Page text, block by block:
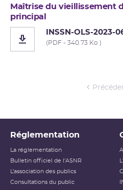
Maîtrise du vieillissement
principal
INSSN-OLS-2023-
(PDF - 340.73 Ko )
Réglementation
La réglementation
Bulletin officiel de l'ASNR
L’association des publics
Consultations du public